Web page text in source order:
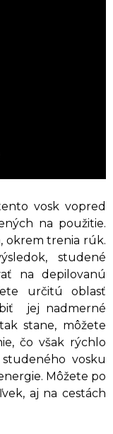
vosk vopred
na použitie.
okrem trenia rúk.
studené
na depilovanú
určitú oblasť
jej nadmerné
stane, môžete
čo však rýchlo
vosku
Môžete po
aj na cestách